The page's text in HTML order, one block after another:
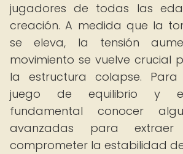
jugadores de todas las
creación. A medida que la
se eleva, la tensión
movimiento se vuelve crucial
la estructura colapse.
juego de equilibrio y
fundamental conocer
avanzadas para
comprometer la estabilidad